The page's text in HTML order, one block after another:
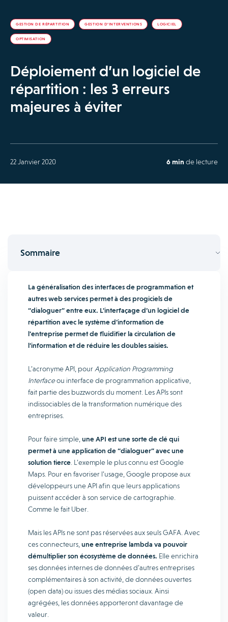
GESTION DE RÉPARTITION GESTION D’INTERVENTIONS LOGICIEL
OPTIMISATION
Déploiement d’un logiciel de
répartition : les 3 erreurs
majeures à éviter
22 Janvier 2020 6 min de lecture
Sommaire
La généralisation des interfaces de programmation et
autres web services permet à des progiciels de
“dialoguer” entre eux. L’interfaçage d’un logiciel de
répartition avec le système d’information de
l’entreprise permet de fluidifier la circulation de
l’information et de réduire les doubles saisies.
L’acronyme API, pour Application Programming
Interfaceou interface de programmation applicative,
fait partie des buzzwords du moment. Les APIs sont
indissociables de la transformation numérique des
entreprises.
Pour faire simple, une API est une sorte de clé qui
permet à une application de “dialoguer” avec une
solution tierce . L’exemple le plus connu est Google
Maps. Pour en favoriser l’usage, Google propose aux
développeurs une API afin que leurs applications
puissent accéder à son service de cartographie.
Comme le fait Uber.
Mais les APIs ne sont pas réservées aux seuls GAFA. Avec
ces connecteurs, une entreprise lambda va pouvoir
démultiplier son écosystème de données. Elle enrichira
ses données internes de données d’autres entreprises
complémentaires à son activité, de données ouvertes
(open data) ou issues des médias sociaux. Ainsi
agrégées, les données apporteront davantage de
valeur.